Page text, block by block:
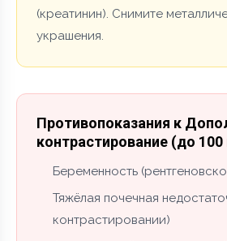
(креатинин). Снимите
украшения.
Противопоказания к
контрастирование (до 100
Беременность
Тяжёлая почечная
контрастировании)